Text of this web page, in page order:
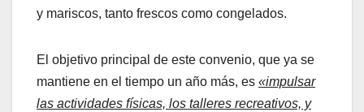
y mariscos, tanto frescos como congelados.
El objetivo principal de este convenio, que ya se
mantiene en el tiempo un año más, es «impulsar
las actividades físicas, los talleres recreativos, y